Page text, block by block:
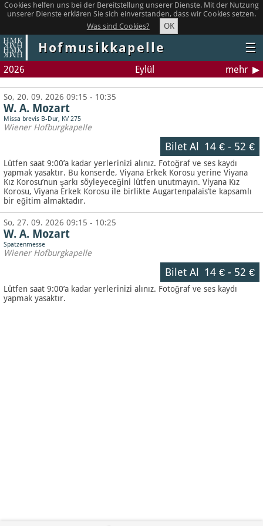
Cookies helfen uns bei der Bereitstellung unserer Dienste. Mit der Nutzung
unserer Dienste erklären Sie sich einverstanden, dass wir Cookies setzen.
Was sind Cookies?
OK
Hofmusikkapelle ☰
2026 Eylül mehr
So, 20. 09. 2026 09:15 - 10:35
W. A. Mozart
Missa brevis B-Dur, KV 275
Wiener Hofburgkapelle
Bilet Al 14 €- 52 €
Lütfen saat 9:00’a kadar yerlerinizi alınız. Fotoğraf ve ses kaydı
yapmak yasaktır. Bu konserde, Viyana Erkek Korosu yerine Viyana
Kız Korosu’nun şarkı söyleyeceğini lütfen unutmayın. Viyana Kız
Korosu, Viyana Erkek Korosu ile birlikte Augartenpalais’te kapsamlı
bir eğitim almaktadır.
So, 27. 09. 2026 09:15 - 10:25
W. A. Mozart
Spatzenmesse
Wiener Hofburgkapelle
Bilet Al 14 €- 52 €
Lütfen saat 9:00’a kadar yerlerinizi alınız. Fotoğraf ve ses kaydı
yapmak yasaktır.